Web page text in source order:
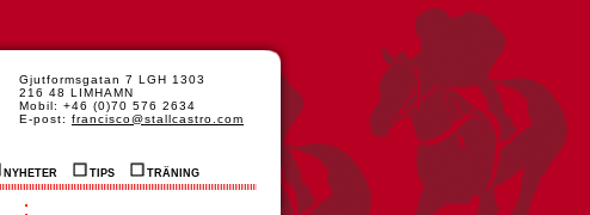
Gjutformsgatan 7 LGH 1303
216 48 LIMHAMN
Mobil: +46 (0)70 576 2634
E-post: francisco@stallcastro.com
NYHETER TIPS TRÄNING